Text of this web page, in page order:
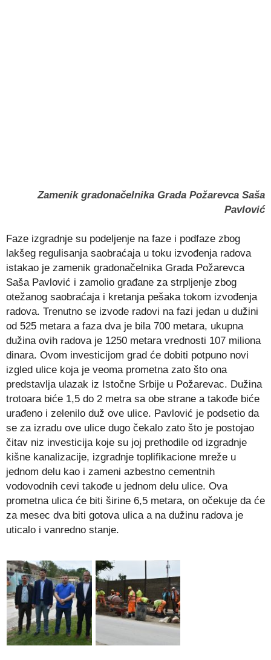
Zamenik gradonačelnika Grada Požarevca Saša
Pavlović
Faze izgradnje su podeljenje na faze i podfaze zbog
lakšeg regulisanja saobraćaja u toku izvođenja radova
istakao je zamenik gradonačelnika Grada Požarevca
Saša Pavlović i zamolio građane za strpljenje zbog
otežanog saobraćaja i kretanja pešaka tokom izvođenja
radova. Trenutno se izvode radovi na fazi jedan u dužini
od 525 metara a faza dva je bila 700 metara, ukupna
dužina ovih radova je 1250 metara vrednosti 107 miliona
dinara. Ovom investicijom grad će dobiti potpuno novi
izgled ulice koja je veoma prometna zato što ona
predstavlja ulazak iz Istočne Srbije u Požarevac. Dužina
trotoara biće 1,5 do 2 metra sa obe strane a takođe biće
urađeno i zelenilo duž ove ulice. Pavlović je podsetio da
se za izradu ove ulice dugo čekalo zato što je postojao
čitav niz investicija koje su joj prethodile od izgradnje
kišne kanalizacije, izgradnje toplifikacione mreže u
jednom delu kao i zameni azbestno cementnih
vodovodnih cevi takođe u jednom delu ulice. Ova
prometna ulica će biti širine 6,5 metara, on očekuje da će
za mesec dva biti gotova ulica a na dužinu radova je
uticalo i vanredno stanje.